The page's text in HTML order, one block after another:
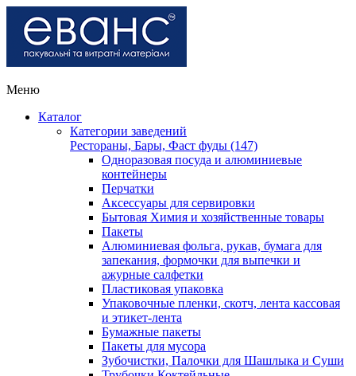
Меню
Каталог
Категории заведений
Рестораны, Бары, Фаст фуды (147)
Одноразовая посуда и алюминиевые
контейнеры
Перчатки
Аксессуары для сервировки
Бытовая Химия и хозяйственные товары
Пакеты
Алюминиевая фольга, рукав, бумага для
запекания, формочки для выпечки и
ажурные салфетки
Пластиковая упаковка
Упаковочные пленки, скотч, лента кассовая
и этикет-лента
Бумажные пакеты
Пакеты для мусора
Зубочистки, Палочки для Шашлыка и Суши